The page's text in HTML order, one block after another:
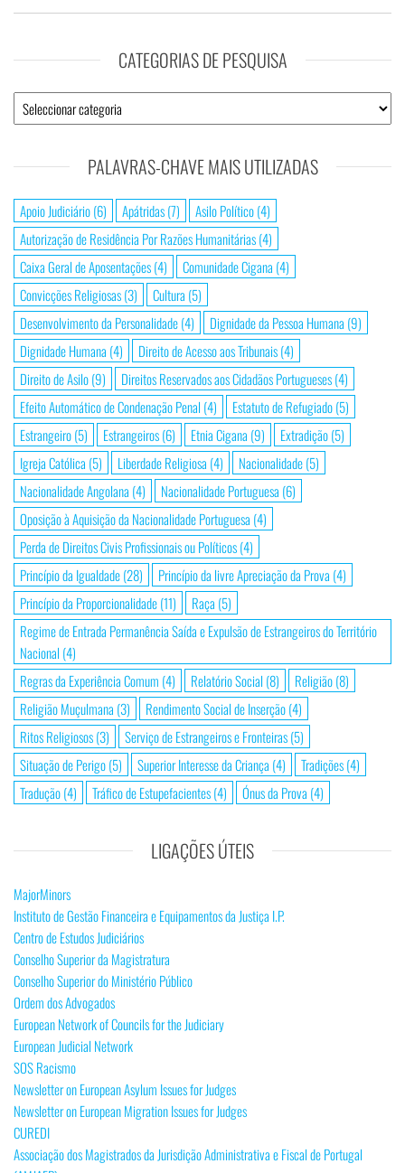
CATEGORIAS DE PESQUISA
Categorias
de
PALAVRAS-CHAVE MAIS UTILIZADAS
Apoio Judiciário(6) Apátridas(7) Asilo Político(4)
Autorização de Residência Por Razões Humanitárias(4)
Caixa Geral de Aposentações(4) Comunidade Cigana (4)
Convicções Religiosas(3) Cultura (5)
Desenvolvimento da Personalidade(4) Dignidade da Pessoa Humana (9)
Dignidade Humana (4) Direito de Acesso aos Tribunais(4)
Direito de Asilo(9) Direitos Reservados aos Cidadãos Portugueses(4)
Efeito Automático de Condenação Penal (4) Estatuto de Refugiado(5)
Estrangeiro(5) Estrangeiros(6) Etnia Cigana (9) Extradição(5)
Igreja Católica (5) Liberdade Religiosa (4) Nacionalidade(5)
Nacionalidade Angolana (4) Nacionalidade Portuguesa (6)
Oposição à Aquisição da Nacionalidade Portuguesa (4)
Perda de Direitos Civis Profissionais ou Políticos(4)
Princípio da Igualdade(28) Princípio da livre Apreciação da Prova (4)
Princípio da Proporcionalidade(11) Raça (5)
Regime de Entrada Permanência Saída e Expulsão de Estrangeiros do Território
Nacional (4)
Regras da Experiência Comum (4) Relatório Social (8) Religião(8)
Religião Muçulmana (3) Rendimento Social de Inserção(4)
Ritos Religiosos(3) Serviço de Estrangeiros e Fronteiras(5)
Situação de Perigo(5) Superior Interesse da Criança (4) Tradições(4)
Tradução(4) Tráfico de Estupefacientes(4) Ónus da Prova (4)
LIGAÇÕES ÚTEIS
MajorMinors
Instituto de Gestão Financeira e Equipamentos da Justiça I.P.
Centro de Estudos Judiciários
Conselho Superior da Magistratura
Conselho Superior do Ministério Público
Ordem dos Advogados
European Network of Councils for the Judiciary
European Judicial Network
SOS Racismo
Newsletter on European Asylum Issues for Judges
Newsletter on European Migration Issues for Judges
CUREDI
Associação dos Magistrados da Jurisdição Administrativa e Fiscal de Portugal